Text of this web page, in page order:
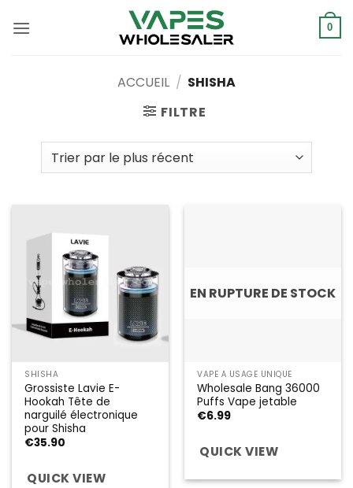
0
ACCUEIL / SHISHA
FILTRE
SHISHA
Grossiste Lavie E-
Hookah Tête de
narguilé électronique
pour Shisha
€35.90
QUICK VIEW
EN RUPTURE DE STOCK
VAPE À USAGE UNIQUE
Wholesale Bang 36000
Puffs Vape jetable
€6.99
QUICK VIEW